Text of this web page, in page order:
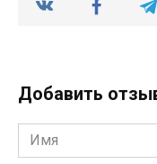
Добавить
Имя
*